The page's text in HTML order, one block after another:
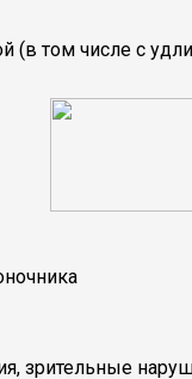
(в том числе с
зрительные